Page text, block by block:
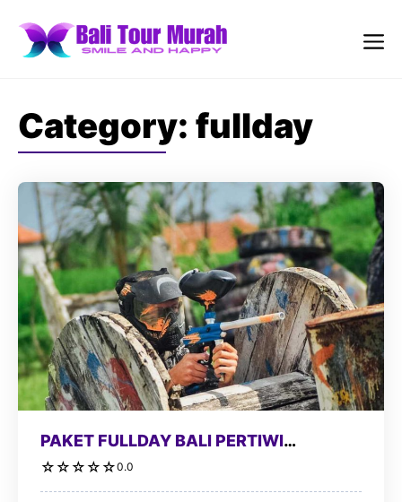
content
Category: fullday
PAKET FULLDAY BALI PERTIWI
PAINTBALL+ATV
☆ ☆ ☆ ☆ ☆0.0